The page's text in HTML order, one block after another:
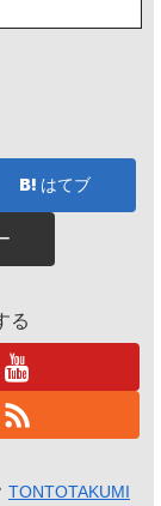
はてブ
る
TONTOTAKUMI